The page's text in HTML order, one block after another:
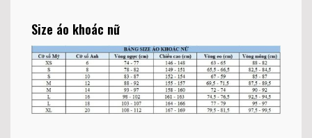
Size áo khoác nữ